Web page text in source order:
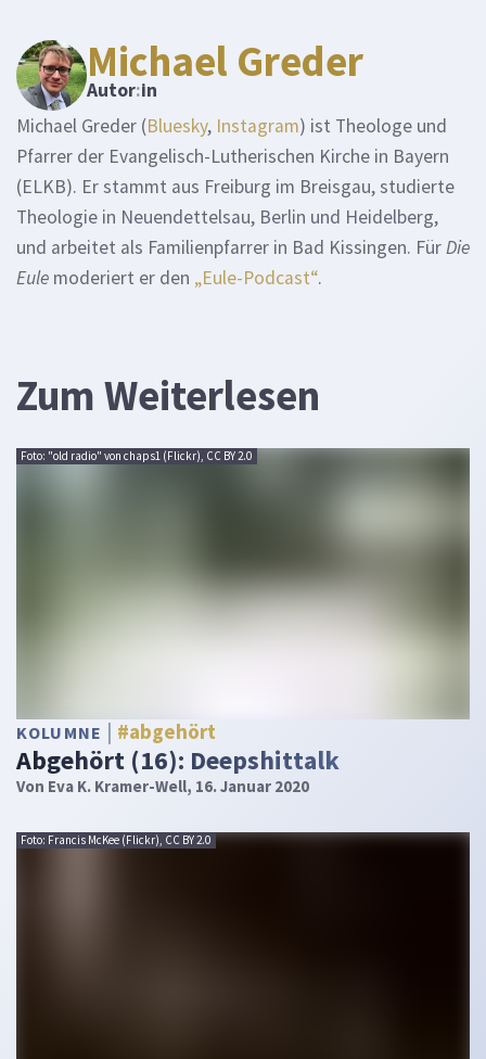
Michael Greder
Autor:in
Michael Greder (Bluesky, Instagram) ist Theologe und
Pfarrer der Evangelisch-Lutherischen Kirche in Bayern
(ELKB). Er stammt aus Freiburg im Breisgau, studierte
Theologie in Neuendettelsau, Berlin und Heidelberg,
und arbeitet als Familienpfarrer in Bad Kissingen. FürDie
Eule moderiert er den „Eule-Podcast“.
Zum Weiterlesen
Foto: "old radio" von chaps1 (Flickr), CC BY 2.0
KOLUMNE #abgehört
Abgehört (16): Deepshittalk
Von Eva K. Kramer-Well, 16. Januar 2020
Foto: Francis McKee (Flickr), CC BY 2.0